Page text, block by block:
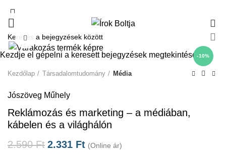
-10%
Click to enlarge
Kezdőlap Társadalomtudomány Média
Jószöveg Műhely
Reklámozás és marketing – a médiában,
kábelen és a világhálón
2.590Ft 2.331 Ft (Online ár)
Kezdje el gépelni a keresett bejegyzések megtekintéséhez.